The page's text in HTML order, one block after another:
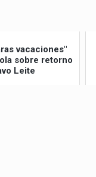
vacaciones"
sobre retorno
Leite